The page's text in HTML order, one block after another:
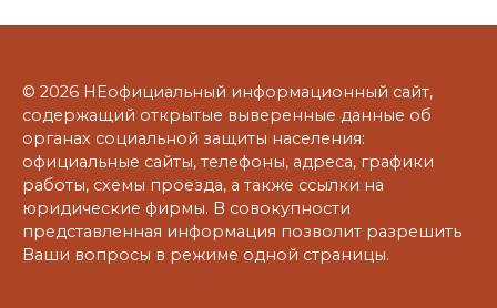
© 2026 НЕофициальный информационный сайт,
содержащий открытые выверенные данные об
органах социальной защиты населения:
официальные сайты, телефоны, адреса, графики
работы, схемы проезда, а также ссылки на
юридические фирмы. В совокупности
представленная информация позволит разрешить
Ваши вопросы в режиме одной страницы.